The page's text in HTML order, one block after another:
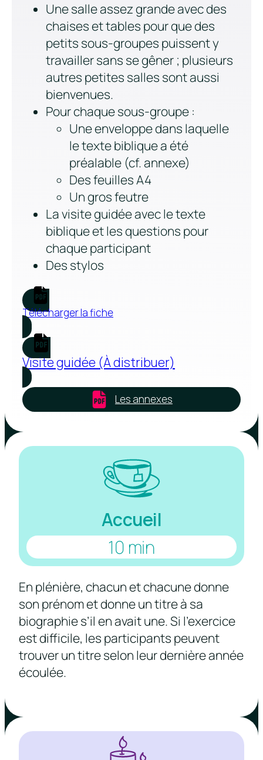
Une salle assez grande avec des
chaises et tables pour que des
petits sous-groupes puissent y
travailler sans se gêner ; plusieurs
autres petites salles sont aussi
bienvenues.
Pour chaque sous-groupe :
Une enveloppe dans laquelle
le texte biblique a été
préalable (cf. annexe)
Des feuilles A4
Un gros feutre
La visite guidée avec le texte
biblique et les questions pour
chaque participant
Des stylos
Télécharger la fiche
Visite guidée (À distribuer)
Les annexes
Accueil
10 min
En plénière, chacun et chacune donne
son prénom et donne un titre à sa
biographie s’il en avait une. Si l’exercice
est difficile, les participants peuvent
trouver un titre selon leur dernière année
écoulée.